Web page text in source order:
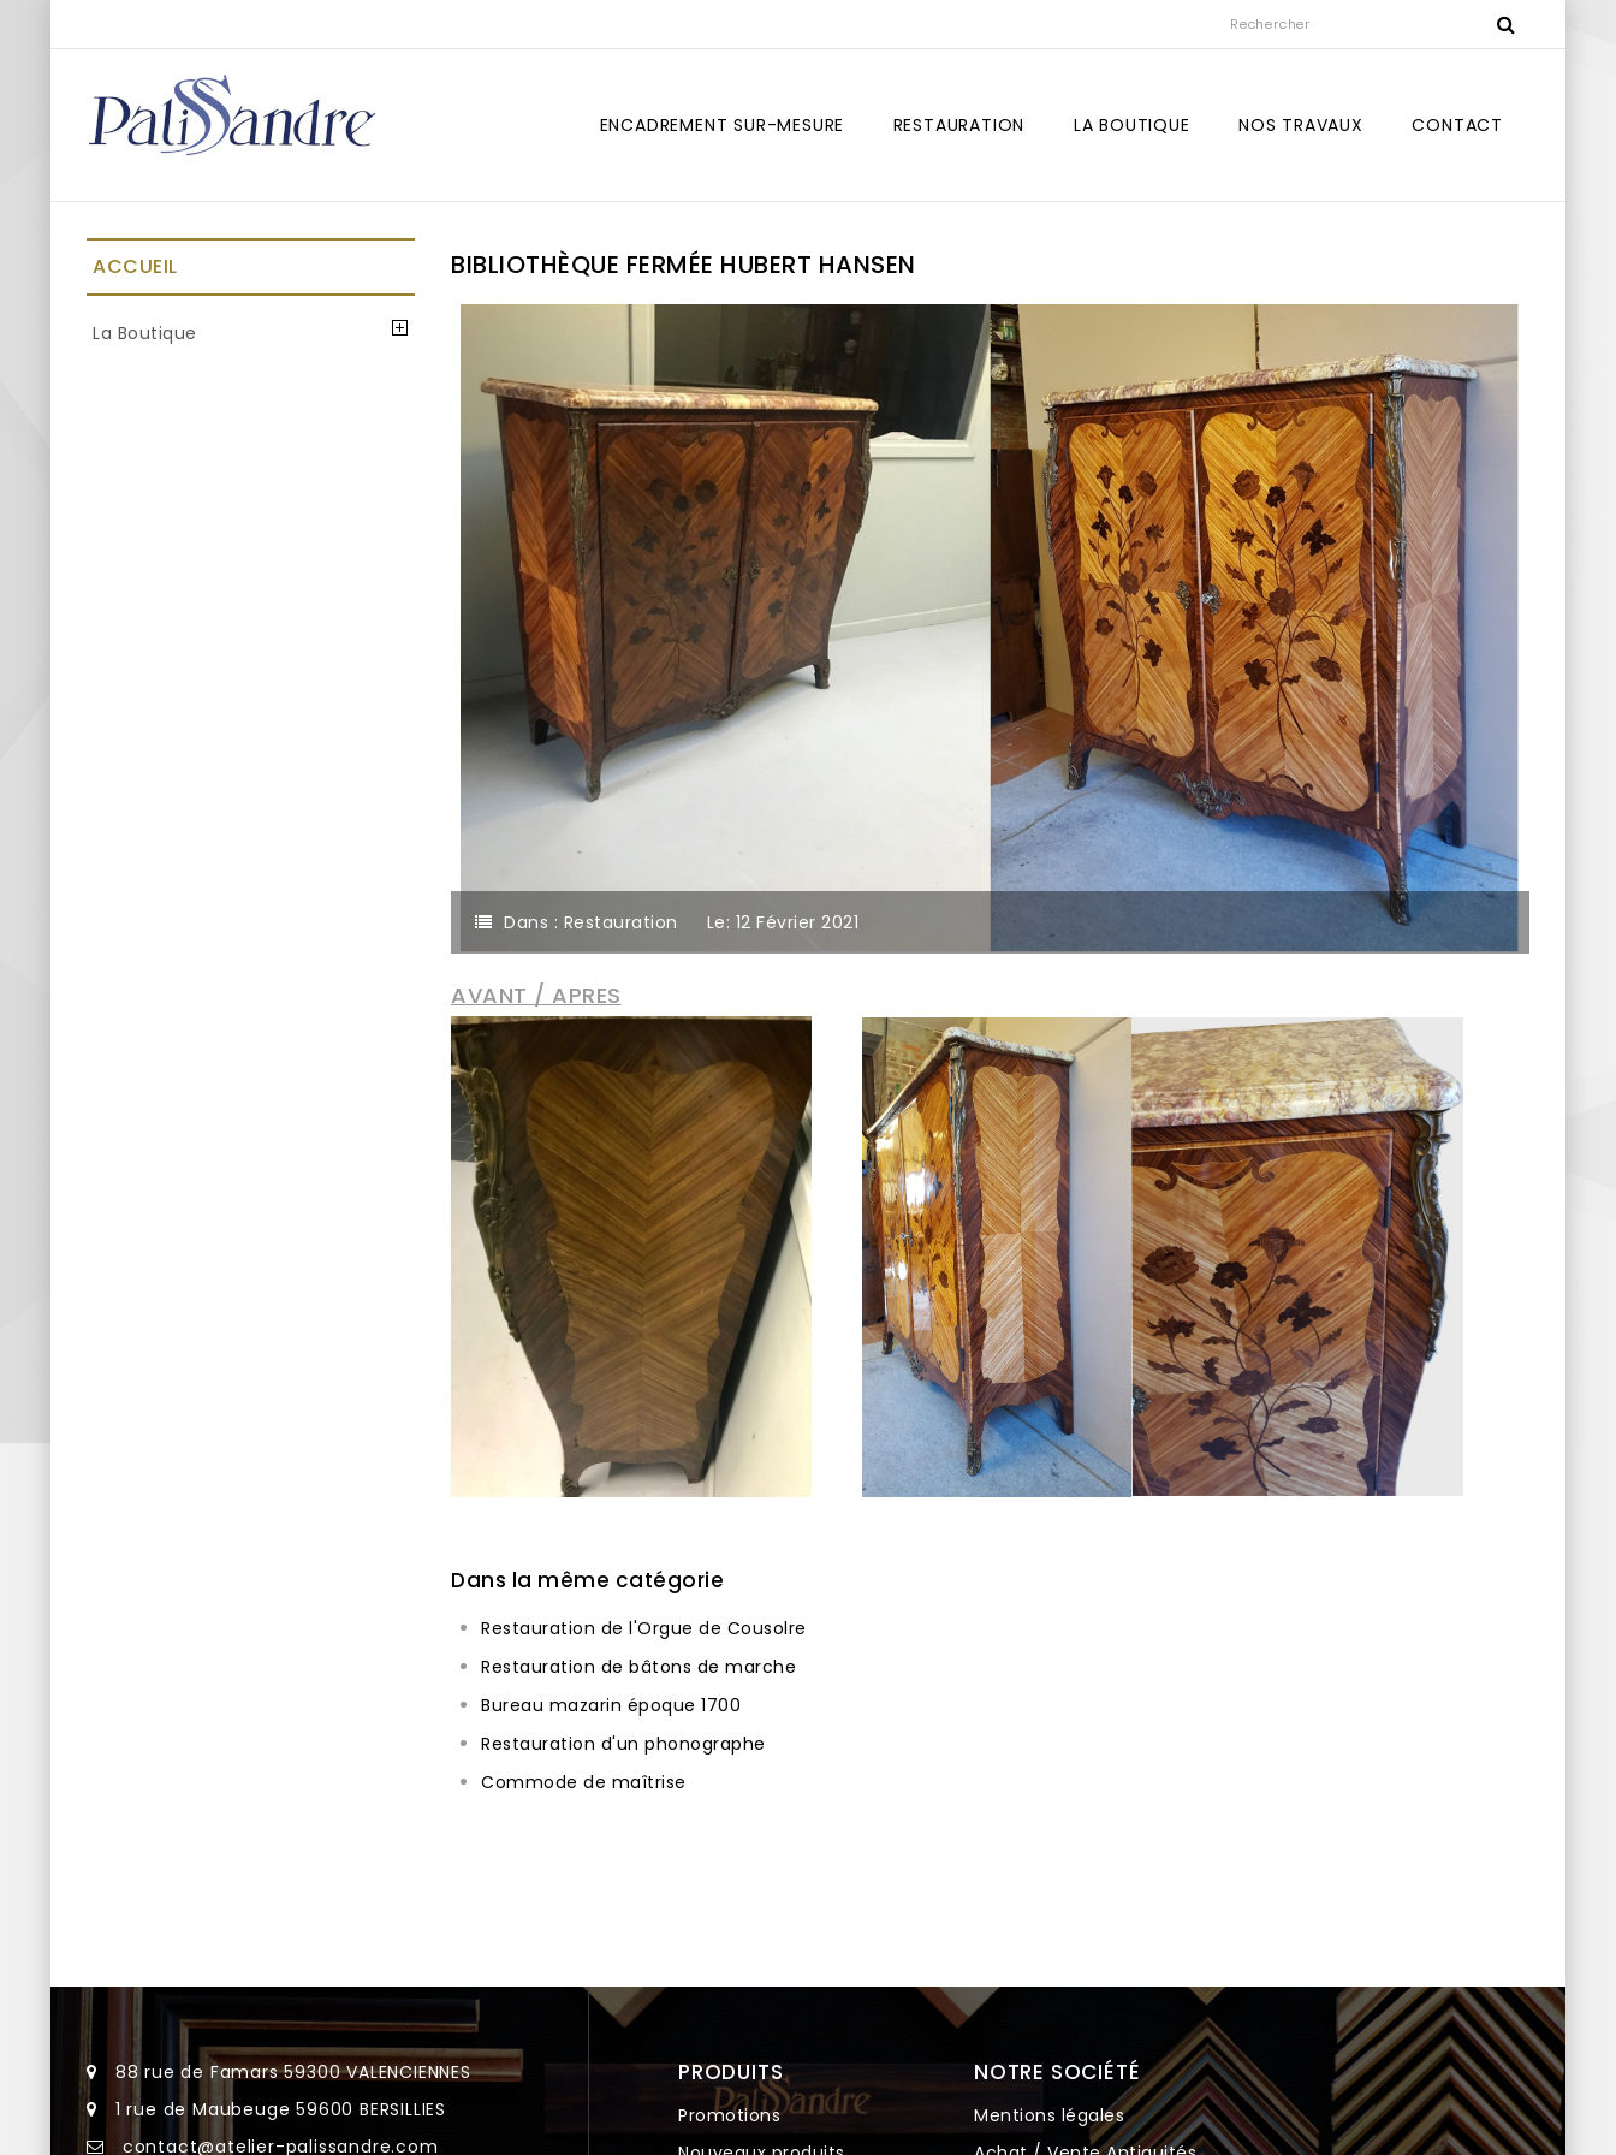
ENCADREMENT SUR-MESURE RESTAURATION LA BOUTIQUE NOS TRAVAUX CONTACT
ACCUEIL
La Boutique
BIBLIOTHÈQUE FERMÉE HUBERT HANSEN
Dans : Restauration Le: 12 Février 2021
AVANT / APRES
Dans la même catégorie
Restauration de l'Orgue de Cousolre
Restauration de bâtons de marche
Bureau mazarin époque 1700
Restauration d'un phonographe
Commode de maîtrise
88 rue de Famars 59300 VALENCIENNES
1 rue de Maubeuge 59600 BERSILLIES
contact@atelier-palissandre.com
PRODUITS
Promotions
NOTRE SOCIÉTÉ
Mentions légales